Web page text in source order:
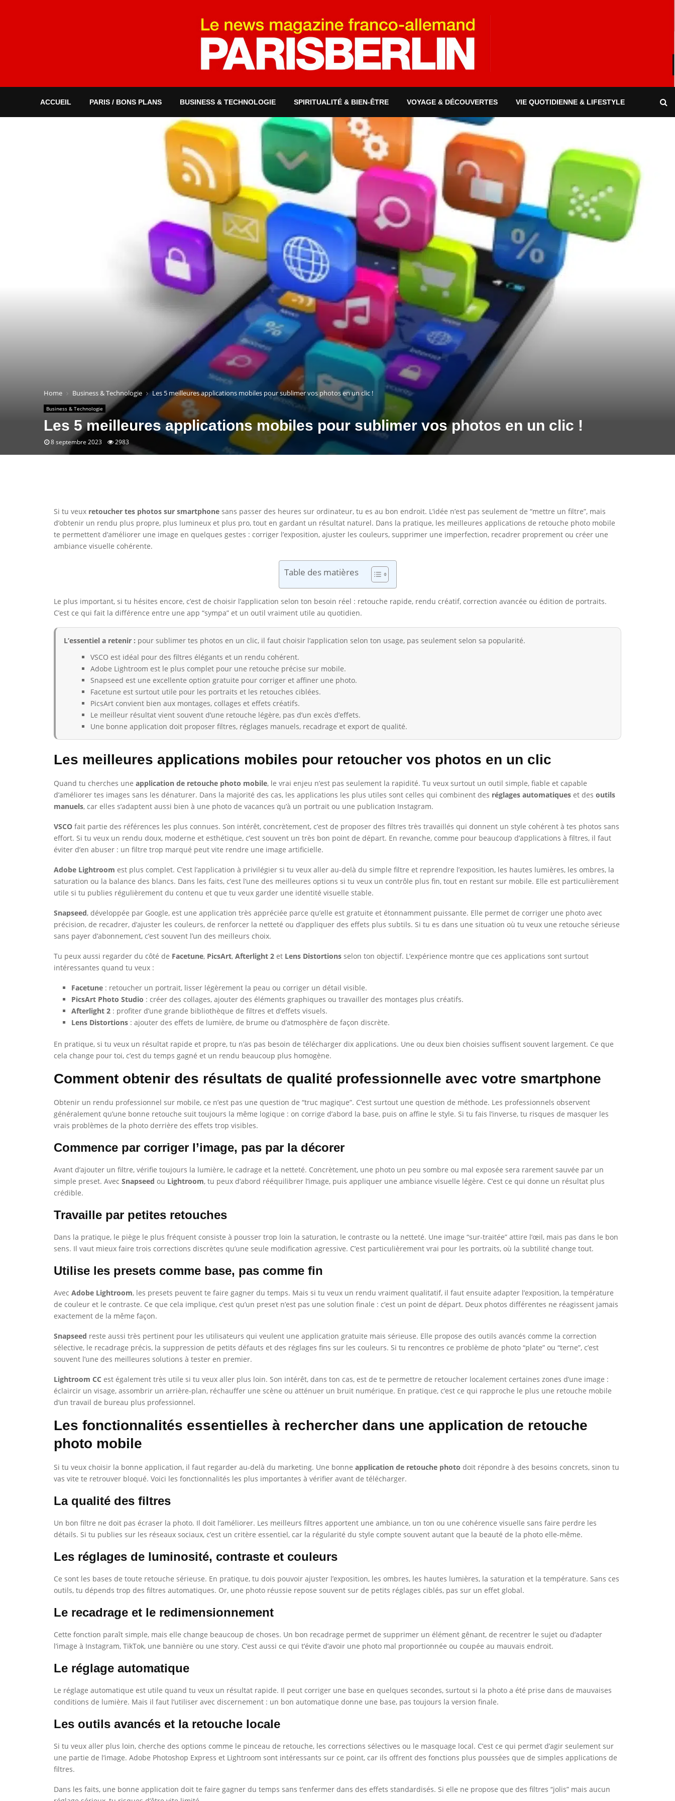
ACCUEIL PARIS / BONS PLANS BUSINESS & TECHNOLOGIE SPIRITUALITÉ & BIEN-ÊTRE VOYAGE & DÉCOUVERTES VIE QUOTIDIENNE & LIFESTYLE
Home Business & Technologie Les 5 meilleures applications mobiles pour sublimer vos photos en un clic !
Business & Technologie
Les 5 meilleures applications mobiles pour sublimer vos photos en un clic !
8 septembre 2023 2983
Si tu veux retoucher tes photos sur smartphone sans passer des heures sur ordinateur, tu es au bon endroit. L’idée n’est pas seulement de “mettre un filtre”, mais
d’obtenir un rendu plus propre, plus lumineux et plus pro, tout en gardant un résultat naturel. Dans la pratique, les meilleures applications de retouche photo mobile
te permettent d’améliorer une image en quelques gestes : corriger l’exposition, ajuster les couleurs, supprimer une imperfection, recadrer proprement ou créer une
ambiance visuelle cohérente.
Table des matières
Le plus important, si tu hésites encore, c’est de choisir l’application selon ton besoin réel : retouche rapide, rendu créatif, correction avancée ou édition de portraits.
C’est ce qui fait la différence entre une app “sympa” et un outil vraiment utile au quotidien.
L’essentiel a retenir : pour sublimer tes photos en un clic, il faut choisir l’application selon ton usage, pas seulement selon sa popularité.
VSCO est idéal pour des filtres élégants et un rendu cohérent.
Adobe Lightroom est le plus complet pour une retouche précise sur mobile.
Snapseed est une excellente option gratuite pour corriger et affiner une photo.
Facetune est surtout utile pour les portraits et les retouches ciblées.
PicsArt convient bien aux montages, collages et effets créatifs.
Le meilleur résultat vient souvent d’une retouche légère, pas d’un excès d’effets.
Une bonne application doit proposer filtres, réglages manuels, recadrage et export de qualité.
Les meilleures applications mobiles pour retoucher vos photos en un clic
Quand tu cherches une application de retouche photo mobile, le vrai enjeu n’est pas seulement la rapidité. Tu veux surtout un outil simple, fiable et capable
d’améliorer tes images sans les dénaturer. Dans la majorité des cas, les applications les plus utiles sont celles qui combinent des réglages automatiques et des outils
manuels, car elles s’adaptent aussi bien à une photo de vacances qu’à un portrait ou une publication Instagram.
VSCO fait partie des références les plus connues. Son intérêt, concrètement, c’est de proposer des filtres très travaillés qui donnent un style cohérent à tes photos sans
effort. Si tu veux un rendu doux, moderne et esthétique, c’est souvent un très bon point de départ. En revanche, comme pour beaucoup d’applications à filtres, il faut
éviter d’en abuser : un filtre trop marqué peut vite rendre une image artificielle.
Adobe Lightroom est plus complet. C’est l’application à privilégier si tu veux aller au-delà du simple filtre et reprendre l’exposition, les hautes lumières, les ombres, la
saturation ou la balance des blancs. Dans les faits, c’est l’une des meilleures options si tu veux un contrôle plus fin, tout en restant sur mobile. Elle est particulièrement
utile si tu publies régulièrement du contenu et que tu veux garder une identité visuelle stable.
Snapseed, développée par Google, est une application très appréciée parce qu’elle est gratuite et étonnamment puissante. Elle permet de corriger une photo avec
précision, de recadrer, d’ajuster les couleurs, de renforcer la netteté ou d’appliquer des effets plus subtils. Si tu es dans une situation où tu veux une retouche sérieuse
sans payer d’abonnement, c’est souvent l’un des meilleurs choix.
Tu peux aussi regarder du côté de Facetune, PicsArt, Afterlight 2 et Lens Distortions selon ton objectif. L’expérience montre que ces applications sont surtout
intéressantes quand tu veux :
Facetune : retoucher un portrait, lisser légèrement la peau ou corriger un détail visible.
PicsArt Photo Studio : créer des collages, ajouter des éléments graphiques ou travailler des montages plus créatifs.
Afterlight 2 : profiter d’une grande bibliothèque de filtres et d’effets visuels.
Lens Distortions : ajouter des effets de lumière, de brume ou d’atmosphère de façon discrète.
En pratique, si tu veux un résultat rapide et propre, tu n’as pas besoin de télécharger dix applications. Une ou deux bien choisies suffisent souvent largement. Ce que
cela change pour toi, c’est du temps gagné et un rendu beaucoup plus homogène.
Comment obtenir des résultats de qualité professionnelle avec votre smartphone
Obtenir un rendu professionnel sur mobile, ce n’est pas une question de “truc magique”. C’est surtout une question de méthode. Les professionnels observent
généralement qu’une bonne retouche suit toujours la même logique : on corrige d’abord la base, puis on affine le style. Si tu fais l’inverse, tu risques de masquer les
vrais problèmes de la photo derrière des effets trop visibles.
Commence par corriger l’image, pas par la décorer
Avant d’ajouter un filtre, vérifie toujours la lumière, le cadrage et la netteté. Concrètement, une photo un peu sombre ou mal exposée sera rarement sauvée par un
simple preset. Avec Snapseed ou Lightroom, tu peux d’abord rééquilibrer l’image, puis appliquer une ambiance visuelle légère. C’est ce qui donne un résultat plus
crédible.
Travaille par petites retouches
Dans la pratique, le piège le plus fréquent consiste à pousser trop loin la saturation, le contraste ou la netteté. Une image “sur-traitée” attire l’œil, mais pas dans le bon
sens. Il vaut mieux faire trois corrections discrètes qu’une seule modification agressive. C’est particulièrement vrai pour les portraits, où la subtilité change tout.
Utilise les presets comme base, pas comme fin
Avec Adobe Lightroom, les presets peuvent te faire gagner du temps. Mais si tu veux un rendu vraiment qualitatif, il faut ensuite adapter l’exposition, la température
de couleur et le contraste. Ce que cela implique, c’est qu’un preset n’est pas une solution finale : c’est un point de départ. Deux photos différentes ne réagissent jamais
exactement de la même façon.
Snapseed reste aussi très pertinent pour les utilisateurs qui veulent une application gratuite mais sérieuse. Elle propose des outils avancés comme la correction
sélective, le recadrage précis, la suppression de petits défauts et des réglages fins sur les couleurs. Si tu rencontres ce problème de photo “plate” ou “terne”, c’est
souvent l’une des meilleures solutions à tester en premier.
Lightroom CC est également très utile si tu veux aller plus loin. Son intérêt, dans ton cas, est de te permettre de retoucher localement certaines zones d’une image :
éclaircir un visage, assombrir un arrière-plan, réchauffer une scène ou atténuer un bruit numérique. En pratique, c’est ce qui rapproche le plus une retouche mobile
d’un travail de bureau plus professionnel.
Les fonctionnalités essentielles à rechercher dans une application de retouche
photo mobile
Si tu veux choisir la bonne application, il faut regarder au-delà du marketing. Une bonne application de retouche photo doit répondre à des besoins concrets, sinon tu
vas vite te retrouver bloqué. Voici les fonctionnalités les plus importantes à vérifier avant de télécharger.
La qualité des filtres
Un bon filtre ne doit pas écraser la photo. Il doit l’améliorer. Les meilleurs filtres apportent une ambiance, un ton ou une cohérence visuelle sans faire perdre les
détails. Si tu publies sur les réseaux sociaux, c’est un critère essentiel, car la régularité du style compte souvent autant que la beauté de la photo elle-même.
Les réglages de luminosité, contraste et couleurs
Ce sont les bases de toute retouche sérieuse. En pratique, tu dois pouvoir ajuster l’exposition, les ombres, les hautes lumières, la saturation et la température. Sans ces
outils, tu dépends trop des filtres automatiques. Or, une photo réussie repose souvent sur de petits réglages ciblés, pas sur un effet global.
Le recadrage et le redimensionnement
Cette fonction paraît simple, mais elle change beaucoup de choses. Un bon recadrage permet de supprimer un élément gênant, de recentrer le sujet ou d’adapter
l’image à Instagram, TikTok, une bannière ou une story. C’est aussi ce qui t’évite d’avoir une photo mal proportionnée ou coupée au mauvais endroit.
Le réglage automatique
Le réglage automatique est utile quand tu veux un résultat rapide. Il peut corriger une base en quelques secondes, surtout si la photo a été prise dans de mauvaises
conditions de lumière. Mais il faut l’utiliser avec discernement : un bon automatique donne une base, pas toujours la version finale.
Les outils avancés et la retouche locale
Si tu veux aller plus loin, cherche des options comme le pinceau de retouche, les corrections sélectives ou le masquage local. C’est ce qui permet d’agir seulement sur
une partie de l’image. Adobe Photoshop Express et Lightroom sont intéressants sur ce point, car ils offrent des fonctions plus poussées que de simples applications de
filtres.
Dans les faits, une bonne application doit te faire gagner du temps sans t’enfermer dans des effets standardisés. Si elle ne propose que des filtres “jolis” mais aucun